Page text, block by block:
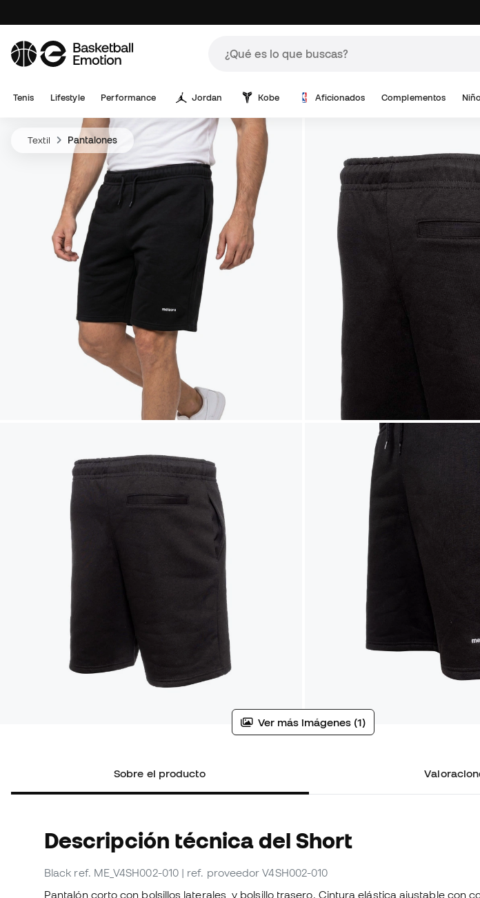
Tenis Lifestyle Performance Jordan Kobe Aficionados Complementos
Textil Pantalones
Ver más imágenes (1)
Sobre el producto
Descripción técnica del Short
Black ref. ME_V4SH002-010 | ref. proveedor V4SH002-010
Pantalón corto con bolsillos laterales y bolsillo trasero. Cintura elástica ajustable con